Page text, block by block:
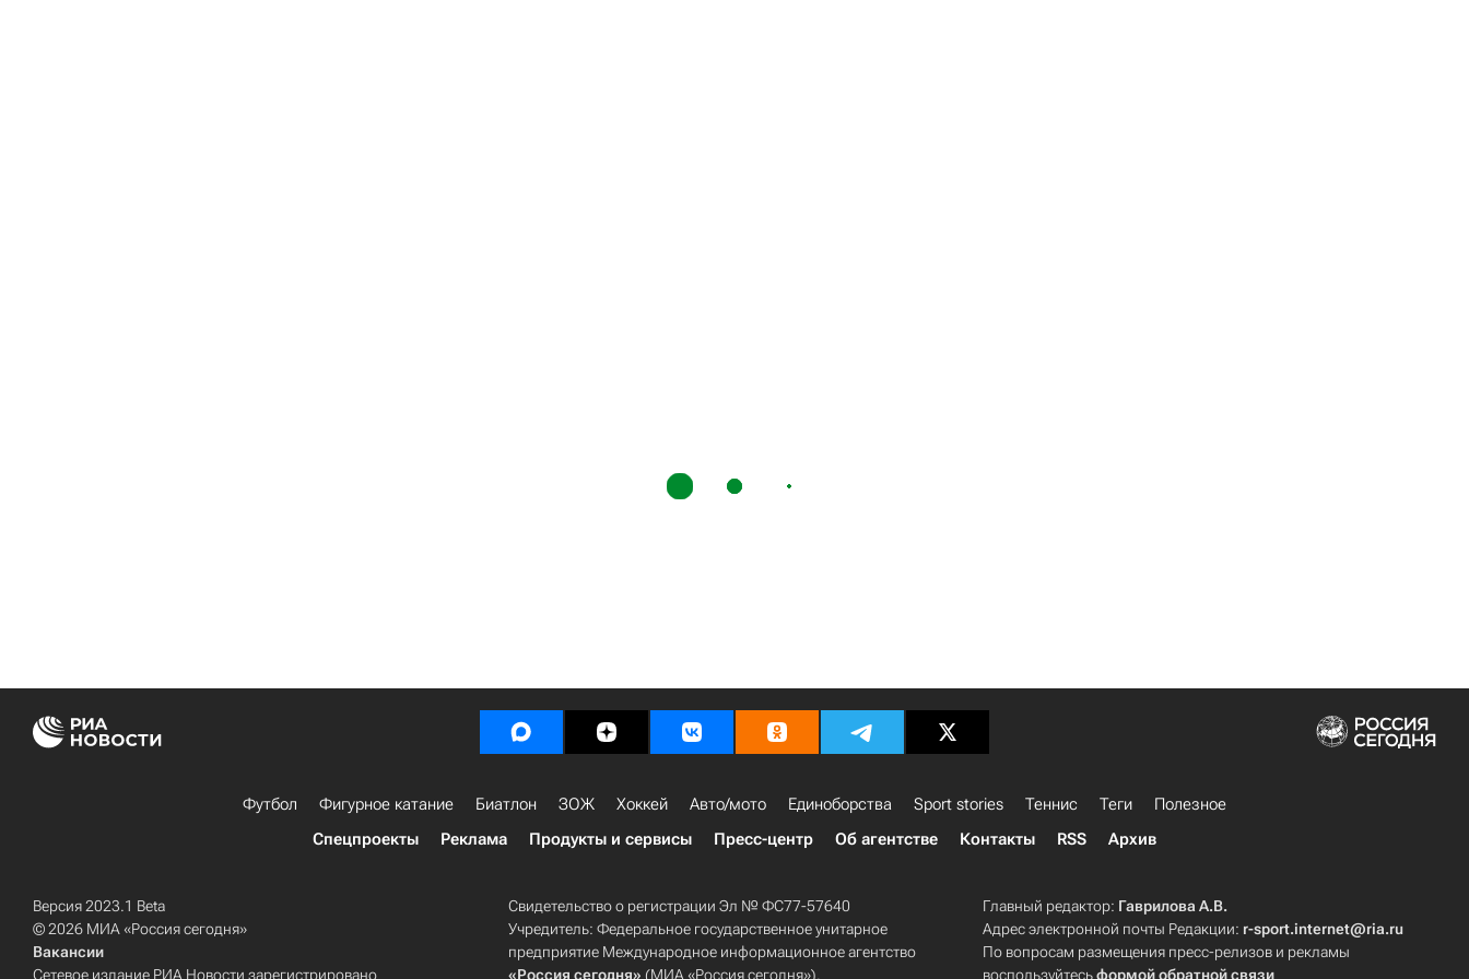
Футбол Фигурное катание Биатлон ЗОЖ Хоккей Авто/мото Единоборства Sport stories Теннис Теги
Полезное
Спецпроекты
Реклама Продукты и сервисы Пресс-центр Об агентстве Контакты RSS Архив
Версия 2023.1 Beta
© 2026 МИА «Россия сегодня»
Вакансии
Сетевое издание РИА Новости зарегистрировано
Свидетельство о регистрации Эл № ФС77-57640
Учредитель: Федеральное государственное унитарное
предприятие Международное информационное агентство
«Россия сегодня» (МИА «Россия сегодня»).
Главный редактор: Гаврилова А.В.
Адрес электронной почты Редакции: r-sport.internet@ria.ru
По вопросам размещения пресс-релизов и рекламы
воспользуйтесьформой обратной связи